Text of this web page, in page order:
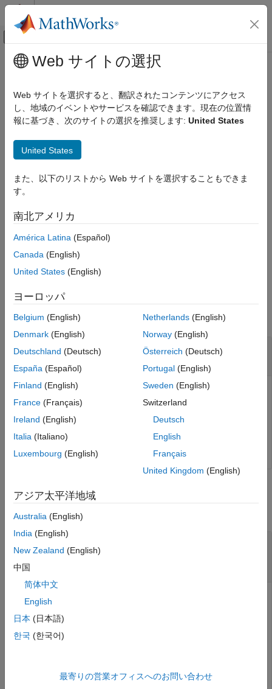
コンテンツへスキップ
オフキャンバス ナビゲーション メ
ドキュメンテーションのホーム
Embedded Coder
展開、統合、サポートされているハードウェア
Applications
deployApplicationPackage
項目一覧
説明
バージョン履歴
参考
メインコンテンツ
deployApplicationPackage
選択したターゲット コンピューターにアプリケーション パッケ
ージを展開する
ページ内をすべて折りたたむ
構文
[status,applicationId] = deployApplicationPackage(tg,
説明
[ , applicationId
swPackageName)
展開し、ステータスを返します。
例
すべて折りたたむ
ターゲットへのアプリケーション パッケージの
展開
アプリケーション パッケージ myApplicationPackage
ゲットに展開します。
tg.deployApplicationPackage('myApplicationPackage'
入力引数
すべて折りたたむ
—
ェクト
ターゲット コンピューターを表すオブジェクトです。この
ターゲットへのアプリケーションの展開、他にもいくつかの
アクションの実行に使用します。
Web サイトの選択
Web サイトを選択すると、翻訳されたコンテンツにアクセス
し、地域のイベントやサービスを確認できます。現在の位置情
報に基づき、次のサイトの選択を推奨します: United States
United States
また、以下のリストから Web サイトを選択することもできま
す。
南北アメリカ
América Latina (Español)
Canada (English)
United States (English)
ヨーロッパ
Belgium (English)
Denmark (English)
Deutschland (Deutsch)
España (Español)
Finland (English)
France (Français)
Ireland (English)
Italia (Italiano)
Luxembourg (English)
Netherlands(English)
Norway(English)
Österreich (Deutsch)
Portugal(English)
Sweden (English)
Switzerland
Deutsch
English
Français
United Kingdom (English)
アジア太平洋地域
Australia (English)
India (English)
New Zealand (English)
中国
简体中文
English
日本 (日本語)
한국 (한국어)
最寄りの営業オフィスへのお問い合わせ